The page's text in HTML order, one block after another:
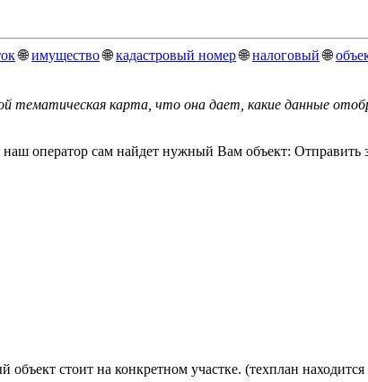
🌐имущество🌐кадастровый номер🌐налоговый🌐
тематическая карта, что она дает, какие данные
оператор сам найдет нужный Вам объект: Отправить
стоит на конкретном участке. (техплан находится